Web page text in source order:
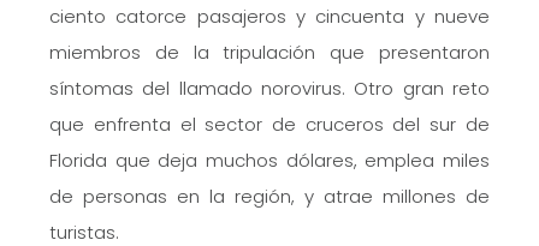
ciento catorce pasajeros y cincuenta y nueve
miembros de la tripulación que presentaron
síntomas del llamado norovirus. Otro gran reto
que enfrenta el sector de cruceros del sur de
Florida que deja muchos dólares, emplea miles
de personas en la región, y atrae millones de
turistas.